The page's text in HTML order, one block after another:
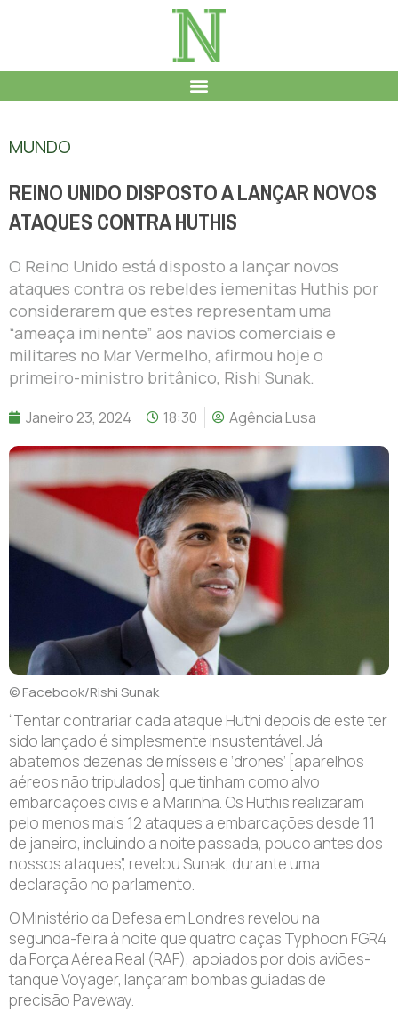
MUNDO
REINO UNIDO DISPOSTO A LANÇAR NOVOS
ATAQUES CONTRA HUTHIS
O Reino Unido está disposto a lançar novos
ataques contra os rebeldes iemenitas Huthis por
considerarem que estes representam uma
“ameaça iminente” aos navios comerciais e
militares no Mar Vermelho, afirmou hoje o
primeiro-ministro britânico, Rishi Sunak.
Janeiro 23, 2024 18:30 Agência Lusa
© Facebook/Rishi Sunak
“Tentar contrariar cada ataque Huthi depois de este ter
sido lançado é simplesmente insustentável. Já
abatemos dezenas de mísseis e ‘drones’ [aparelhos
aéreos não tripulados] que tinham como alvo
embarcações civis e a Marinha. Os Huthis realizaram
pelo menos mais 12 ataques a embarcações desde 11
de janeiro, incluindo a noite passada, pouco antes dos
nossos ataques”, revelou Sunak, durante uma
declaração no parlamento.
O Ministério da Defesa em Londres revelou na
segunda-feira à noite que quatro caças Typhoon FGR4
da Força Aérea Real (RAF), apoiados por dois aviões-
tanque Voyager, lançaram bombas guiadas de
precisão Paveway.